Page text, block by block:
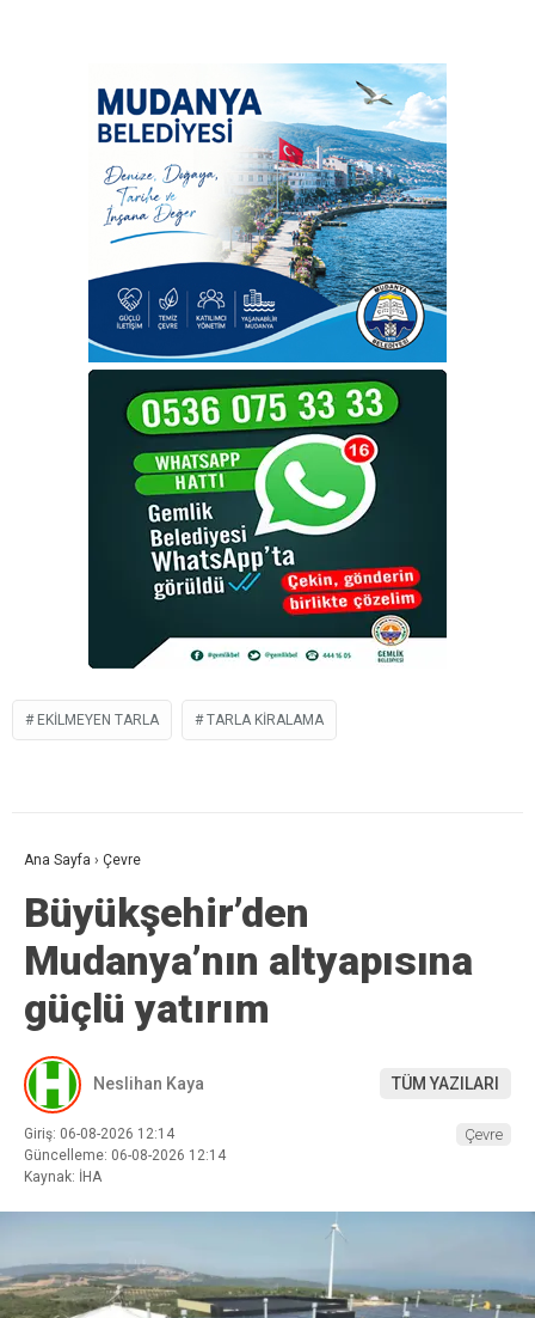
EKILMEYEN TARLA TARLA KIRALAMA
Ana Sayfa › Çevre
Büyükşehir’den
Mudanya’nın altyapısına
güçlü yatırım
Neslihan Kaya TÜM YAZILARI
Giriş: 06-08-2026 12:14
Güncelleme: 06-08-2026 12:14
Kaynak: İHA
Çevre